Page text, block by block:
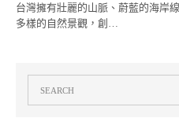
台灣擁有壯麗的山脈、蔚藍的海岸
多樣的自然景觀，創…